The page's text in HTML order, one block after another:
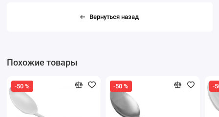
Вернуться назад
Похожие товары
-50 % -50 % -